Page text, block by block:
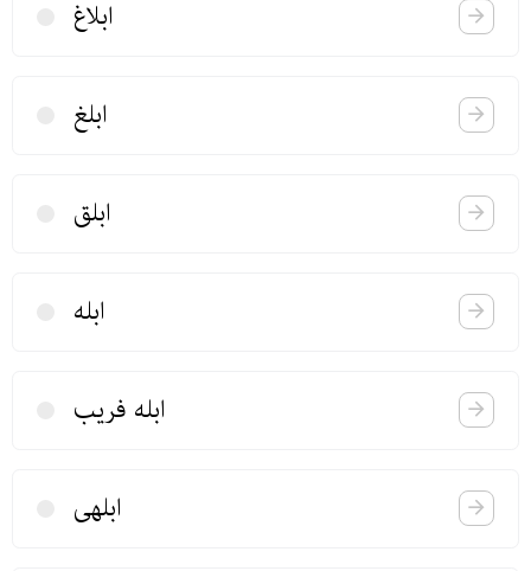
ابلاغ
ابلغ
ابلق
ابله
ابله فریب
ابلهی